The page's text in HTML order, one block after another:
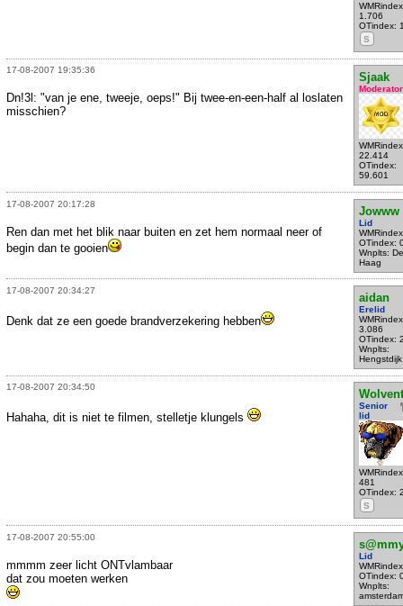
1.706
OTindex:
S
17-08-2007 19:35:36
Sjaak
Moderator
22.414
OTindex:
59.601
Dn!3l: "van je ene, tweeje, oeps!" Bij twee-en-een-half al loslaten
misschien?
17-08-2007 20:17:28
Jowww
Lid
OTindex:
Wnplts:
Haag
Ren dan met het blik naar buiten en zet hem normaal neer of
begin dan te gooien
17-08-2007 20:34:27
aidan
Erelid
3.086
OTindex:
Wnplts:
Hengstdijk
Denk dat ze een goede brandverzekering hebben
17-08-2007 20:34:50
Senior
lid
481
OTindex:
S
Hahaha, dit is niet te filmen, stelletje klungels
17-08-2007 20:55:00
Lid
OTindex:
Wnplts:
mmmm zeer licht ONTvlambaar
dat zou moeten werken